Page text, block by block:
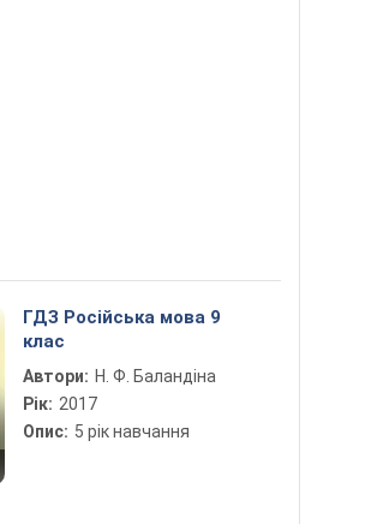
ГДЗ Російська мова 9
клас
Автори: Н. Ф. Баландіна
Рік: 2017
Опис: 5 рік навчання